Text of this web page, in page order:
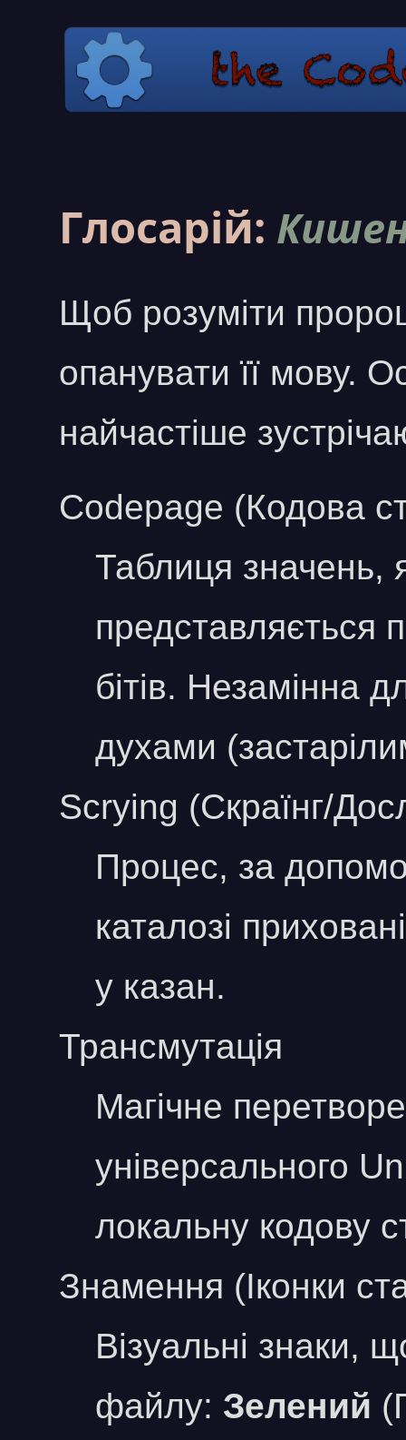
Глосарій:
Щоб розуміти
опанувати її мову.
найчастіше
Codepage (Кодова
Таблиця значень,
представляється
бітів. Незамінна
духами
Scrying (Скраїнг/
Процес, за
каталозі
у казан.
Трансмутація
Магічне
універсального
локальну кодову
Знамення (Іконки
Візуальні знаки,
файлу: Зелений